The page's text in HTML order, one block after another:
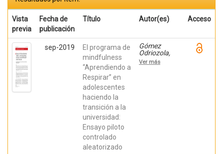
Vista
previa
Fecha de
publicación
Título Autor(es) Acceso
sep-2019
El programa de
mindfulness
“Aprendiendo a
Respirar” en
adolescentes
haciendo la
transición a la
universidad:
Ensayo piloto
controlado
aleatorizado
Gómez
Odriozola,
Joana;
Calvete
Ver más